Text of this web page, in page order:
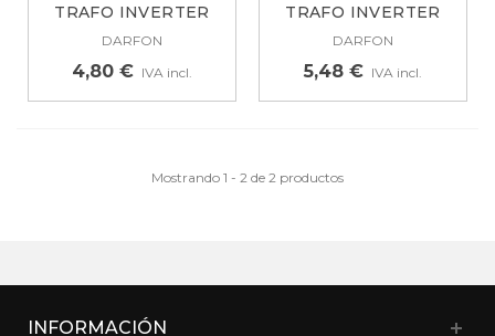
TRAFO INVERTER
4010A PARA...
DARFON
4,80 € IVA incl.
TRAFO INVERTER
4011A PARA...
DARFON
5,48 € IVA incl.
Mostrando 1 - 2 de 2 productos
INFORMACIÓN